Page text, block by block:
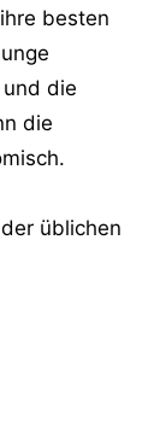
besten
die
die
üblichen